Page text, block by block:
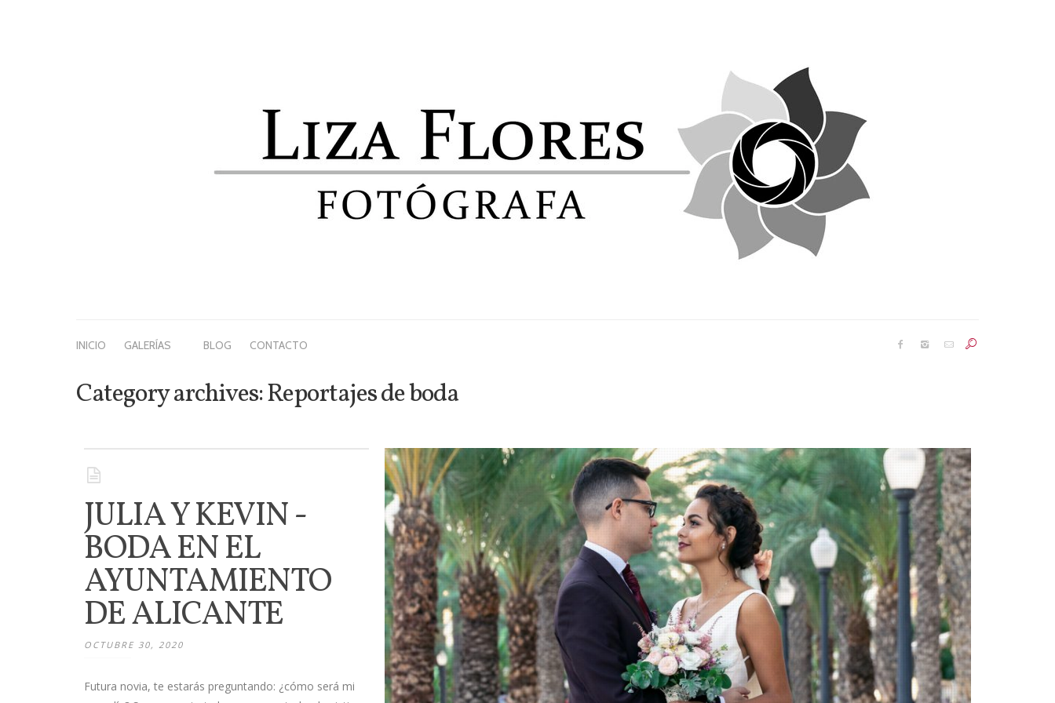
INICIO GALERÍAS BLOG CONTACTO
Category archives: Reportajes de boda
JULIA Y KEVIN -
BODA EN EL
AYUNTAMIENTO
DE ALICANTE
OCTUBRE 30, 2020
Futura novia, te estarás preguntando: ¿cómo será mi